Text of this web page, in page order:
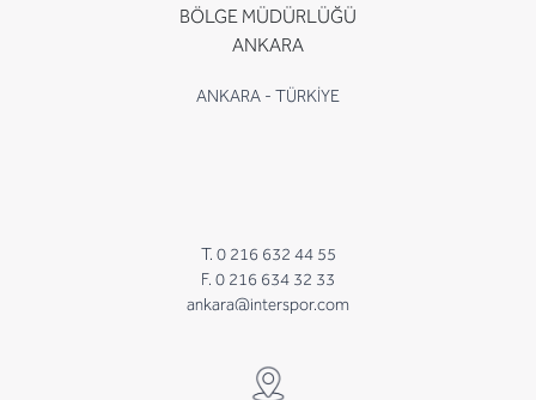
BÖLGE MÜDÜRLÜĞÜ
ANKARA
ANKARA - TÜRKİYE
T. 0 216 632 44 55
F. 0 216 634 32 33
ankara@interspor.com